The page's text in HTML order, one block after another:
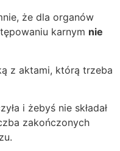
że dla organów
karnym nie
z aktami, którą trzeba
i żebyś nie składał
zakończonych